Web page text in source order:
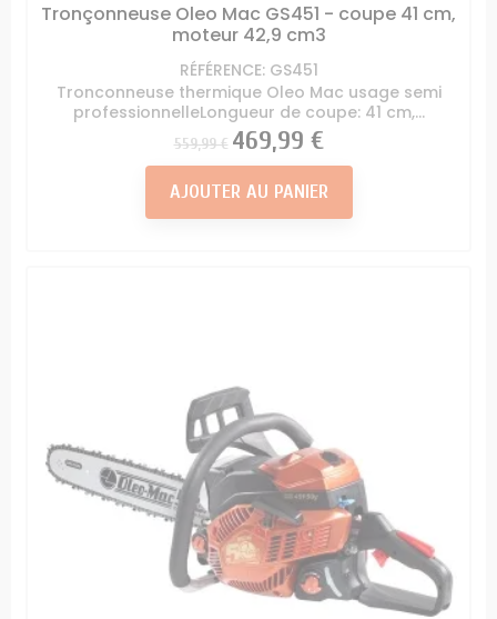
Tronçonneuse Oleo Mac GS451 - coupe 41 cm,
moteur 42,9 cm3
RÉFÉRENCE: GS451
Tronconneuse thermique Oleo Mac usage semi
professionnelleLongueur de coupe: 41 cm,...
Prix
559,99 € Prix
469,99 €
AJOUTER AU PANIER